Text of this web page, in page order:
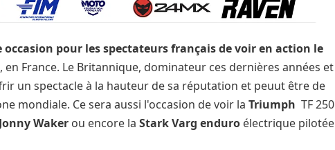
occasion pour les spectateurs français de voir en action le
, en France. Le Britannique, dominateur ces dernières années et
un spectacle à la hauteur de sa réputation et peuut être de
mondiale. Ce sera aussi l'occasion de voir la Triumph TF 250
Jonny Waker ou encore laStark Varg enduro électrique pilotée